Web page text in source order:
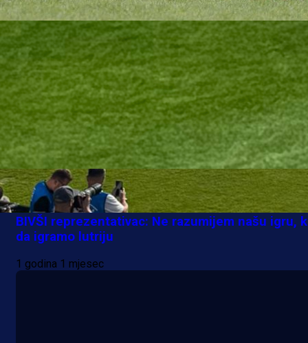
1 godina 1 mjesec
A Selekcija
BIVŠI reprezentativac: Ne razumijem našu igru,
da igramo lutriju
1 godina 1 mjesec